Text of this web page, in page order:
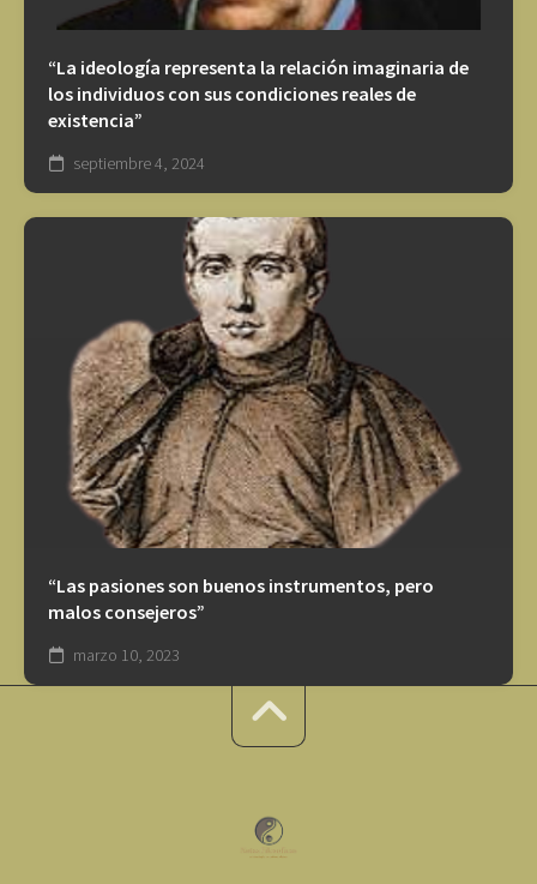
“La ideología representa la relación imaginaria de
los individuos con sus condiciones reales de
existencia”
septiembre 4, 2024
“Las pasiones son buenos instrumentos, pero
malos consejeros”
marzo 10, 2023